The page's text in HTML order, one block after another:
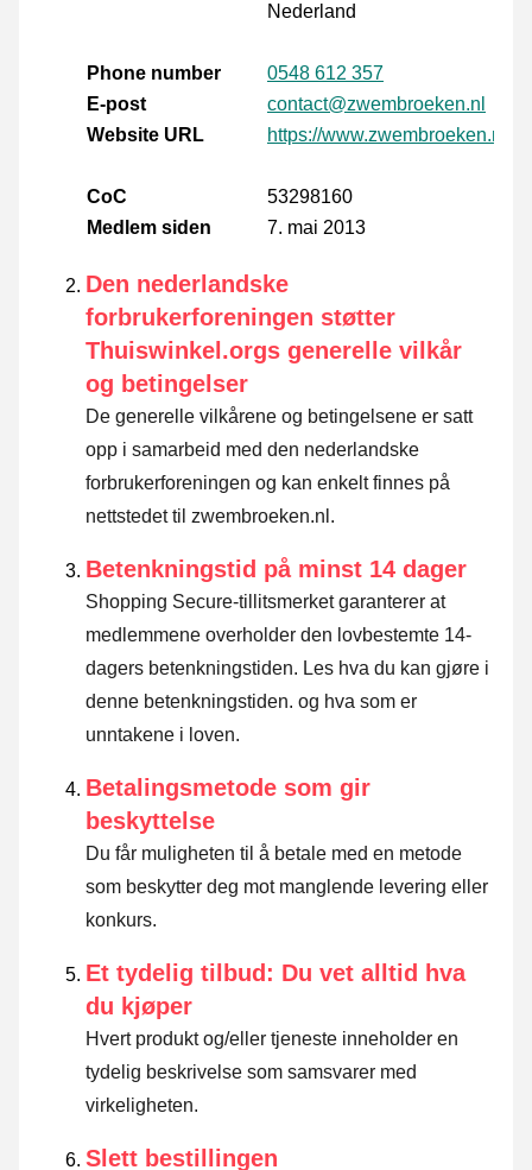
Nederland
Phone number
0548 612 357
E-post
contact@zwembroeken.nl
Website URL
https://www.zwembroeken.nl/
CoC
53298160
Medlem siden
7. mai 2013
Den nederlandske
forbrukerforeningen støtter
Thuiswinkel.orgs generelle vilkår
og betingelser
De generelle vilkårene og betingelsene er satt
opp i samarbeid med den nederlandske
forbrukerforeningen og kan enkelt finnes på
nettstedet til zwembroeken.nl.
Betenkningstid på minst 14 dager
Shopping Secure-tillitsmerket garanterer at
medlemmene overholder den lovbestemte 14-
dagers betenkningstiden. Les hva du kan gjøre i
denne betenkningstiden. og hva som er
unntakene i loven.
Betalingsmetode som gir
beskyttelse
Du får muligheten til å betale med en metode
som beskytter deg mot manglende levering eller
konkurs.
Et tydelig tilbud: Du vet alltid hva
du kjøper
Hvert produkt og/eller tjeneste inneholder en
tydelig beskrivelse som samsvarer med
virkeligheten.
Slett bestillingen